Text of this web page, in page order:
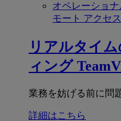
オペレーショ
モート アクセス
リアルタイ
ィング
業務を妨げる前に問
詳細はこちら